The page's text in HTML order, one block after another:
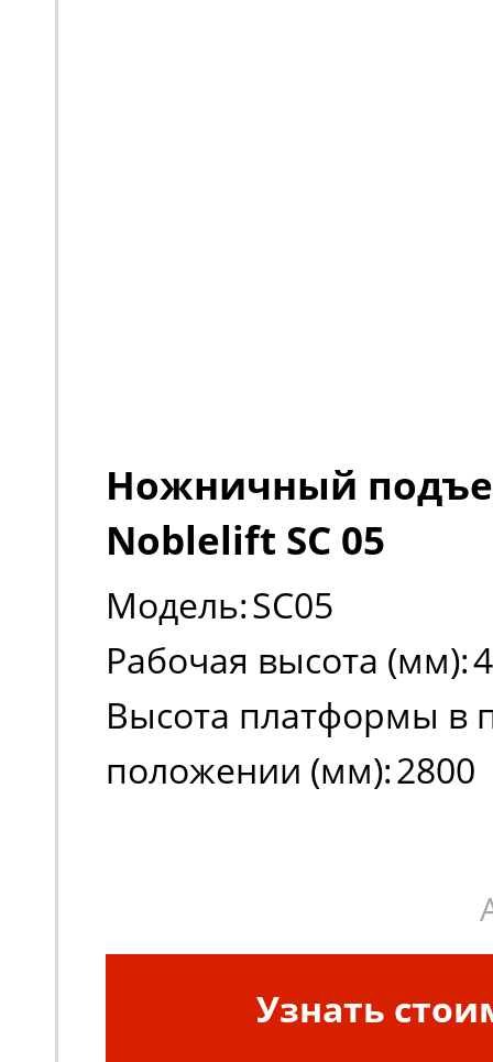
Ножничный
Noblelift SC 05
Модель:SC05
Рабочая высота (мм):
Высота платформы в
положении (мм):2800
Узнать